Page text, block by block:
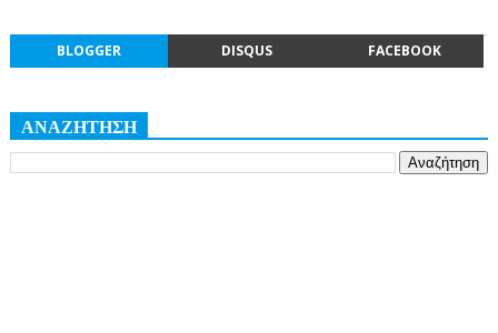
BLOGGER DISQUS FACEBOOK
ΑΝΑΖΗΤΗΣΗ